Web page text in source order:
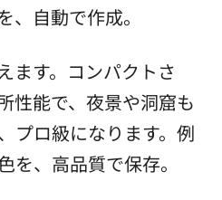
、自動で作成。
ます。コンパクトさ
性能で、夜景や洞窟も
プロ級になります。例
を、高品質で保存。